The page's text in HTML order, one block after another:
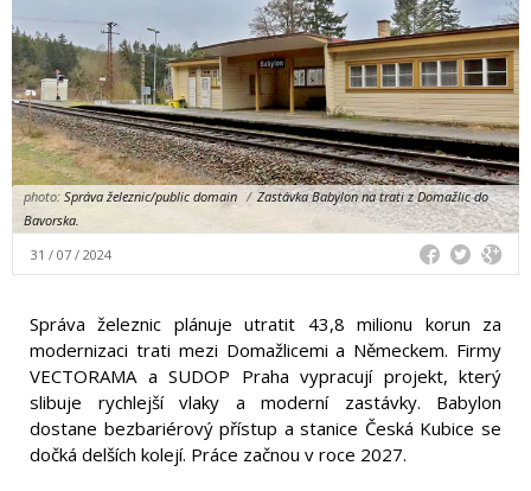
photo: Správa železnic/public domain / Zastávka Babylon na trati z Domažlic do
Bavorska.
31 / 07 / 2024
Správa železnic plánuje utratit 43,8 milionu korun za
modernizaci trati mezi Domažlicemi a Německem. Firmy
VECTORAMA a SUDOP Praha vypracují projekt, který
slibuje rychlejší vlaky a moderní zastávky. Babylon
dostane bezbariérový přístup a stanice Česká Kubice se
dočká delších kolejí. Práce začnou v roce 2027.